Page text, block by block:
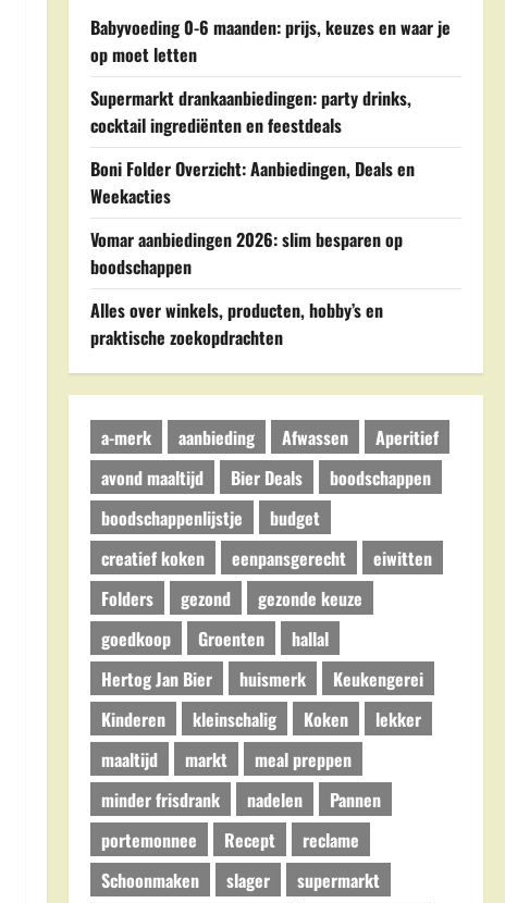
Babyvoeding 0-6 maanden: prijs, keuzes en waar je
op moet letten
Supermarkt drankaanbiedingen: party drinks,
cocktail ingrediënten en feestdeals
Boni Folder Overzicht: Aanbiedingen, Deals en
Weekacties
Vomar aanbiedingen 2026: slim besparen op
boodschappen
Alles over winkels, producten, hobby’s en
praktische zoekopdrachten
a-merk aanbieding Afwassen
Aperitief
avond maaltijd
Bier Deals
boodschappen
boodschappenlijstje
budget
creatief koken
eenpansgerecht
eiwitten
Folders
gezond
gezonde keuze
goedkoop
Groenten
hallal
Hertog Jan Bier
huismerk
Keukengerei
Kinderen
kleinschalig Koken
lekker
maaltijd
markt
meal preppen
minder frisdrank
nadelen
Pannen
portemonnee
Recept
reclame
Schoonmaken
slager
supermarkt